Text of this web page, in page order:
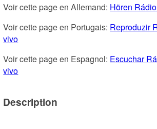
Voir cette page en Allemand: Hören
Voir cette page en Portugais: Reproduzir
vivo
Voir cette page en Espagnol: Escuchar
vivo
Description